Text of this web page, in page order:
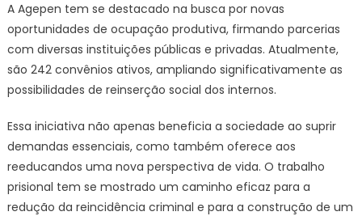
A Agepen tem se destacado na busca por novas
oportunidades de ocupação produtiva, firmando parcerias
com diversas instituições públicas e privadas. Atualmente,
são 242 convênios ativos, ampliando significativamente as
possibilidades de reinserção social dos internos.
Essa iniciativa não apenas beneficia a sociedade ao suprir
demandas essenciais, como também oferece aos
reeducandos uma nova perspectiva de vida. O trabalho
prisional tem se mostrado um caminho eficaz para a
redução da reincidência criminal e para a construção de um